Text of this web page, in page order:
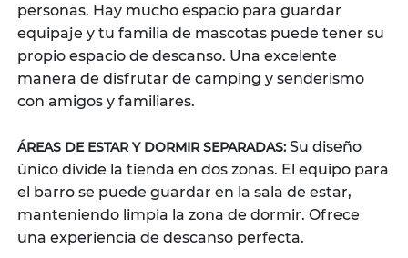
personas. Hay mucho espacio para guardar
equipaje y tu familia de mascotas puede tener su
propio espacio de descanso. Una excelente
manera de disfrutar de camping y senderismo
con amigos y familiares.
ÁREAS DE ESTAR Y DORMIR SEPARADAS: Su diseño
único divide la tienda en dos zonas. El equipo para
el barro se puede guardar en la sala de estar,
manteniendo limpia la zona de dormir. Ofrece
una experiencia de descanso perfecta.